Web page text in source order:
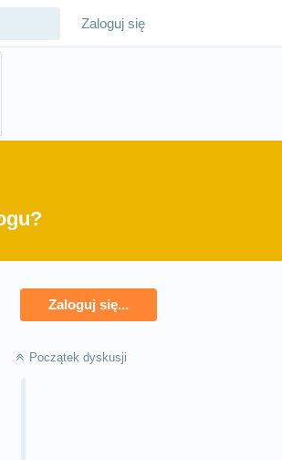
Zaloguj się
Zaloguj się...
Początek dyskusji